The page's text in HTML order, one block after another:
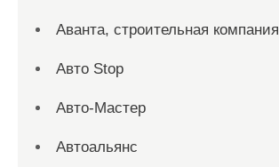
Аванта, строительная компания
Авто Stop
Авто-Мастер
Автоальянс